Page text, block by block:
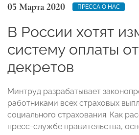
05 Марта 2020 ПРЕССА О НАС
В России хотят
систему оплаты
декретов
Минтруд разрабатывает
работниками всех страховых
социального страхования. Как
пресс-службе правительства,